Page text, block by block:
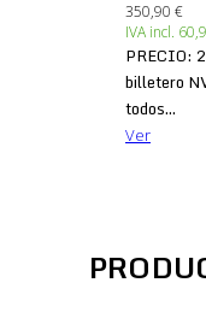
350,90 €
IVA incl.
PRECIO:
billetero
todos...
Ver